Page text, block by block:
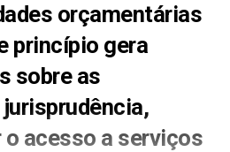
orçamentárias
princípio gera
sobre as
acesso a serviços